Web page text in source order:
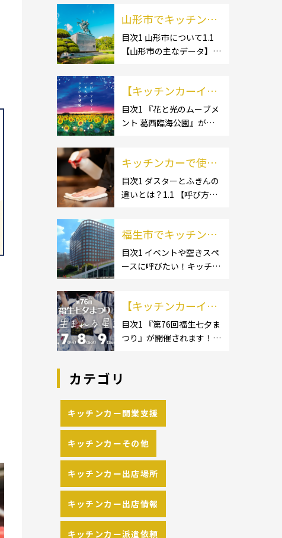
山形市でキッチンカ
ー開業するなら格安
のレンタル・リー
流れも解説！
目次1 山形市について1.1
【山形市の主なデータ】
王温泉]1.2.2 [文翔館]1.3
【名産品・ご当地グルメ】
1.3.1 [芋煮]1.3 […]
【キッチンカーイベ
ント情報】花と光の
ムーブメント 葛西臨
います！
目次1 『花と光のムーブメ
ント 葛西臨海公園』が開
場といえば、やっぱりイベ
ント！ 日本全国で、キッチ
ンカーが営業している様々
キッチンカーで使用
するダスター・ふき
んの選び方とは？お
介！
目次1 ダスターとふきんの
違いとは？1.1 【呼び方の
ンタークロスとも呼ばれ
る】2 キッチンカーで使用
するダスター(ふきん)種類
福生市でキッチンカ
ーを呼びたい！派遣
してもらうにはどう
の流れや人気メニュ
ーを解説
目次1 イベントや空きスペ
ースに呼びたい！キッチン
キッチンカー:軽バン]1.1.2
[小型キッチンカー:軽トラ
ック]1.1.3 [中型・大型キッ
【キッチンカーイベ
ント情報】第76回福
生七夕まつりが開催
目次1 『第76回福生七夕ま
つり』が開催されます！2
りイベント！ 日本全国で、
催されています。 開業前に
キッチンカーの出店 […]
カテゴリ
キッチンカー開業支援
キッチンカーその他
キッチンカー出店場所
キッチンカー出店情報
キッチンカー派遣依頼